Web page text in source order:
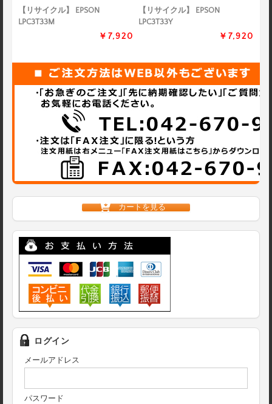
【リサイクル】 EPSON
LPC3T33M
￥7,920
【リサイクル】 EPSON
LPC3T33Y
￥7,920
カートを見る
ログイン
メールアドレス
パスワード